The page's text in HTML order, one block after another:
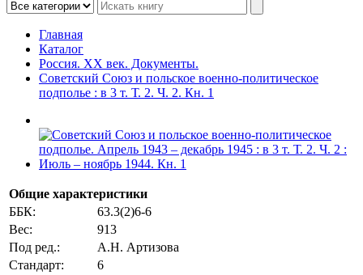
Главная
Каталог
Россия. XX век. Документы.
Советский Союз и польское военно-политическое
подполье : в 3 т. Т. 2. Ч. 2. Кн. 1
Общие характеристики
ББК:
63.3(2)6-6
Вес:
913
Под ред.:
А.Н. Артизова
Стандарт:
6